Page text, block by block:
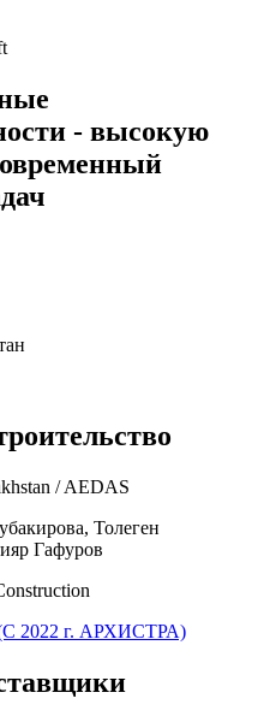
- высокую
/ AEDAS
Толеген
Гафуров
2022 г. АРХИСТРА)